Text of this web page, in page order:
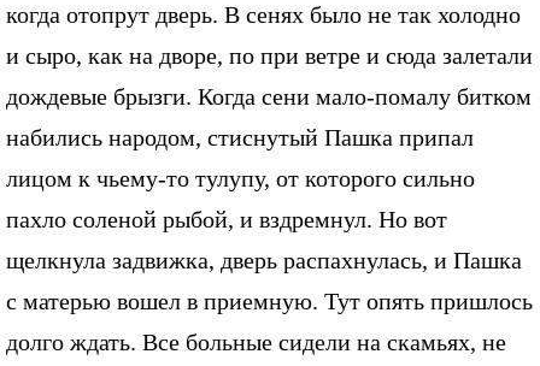
когда отопрут дверь. В сенях было не так холодно
и сыро, как на дворе, по при ветре и сюда залетали
дождевые брызги. Когда сени мало-помалу битком
набились народом, стиснутый Пашка припал
лицом к чьему-то тулупу, от которого сильно
пахло соленой рыбой, и вздремнул. Но вот
щелкнула задвижка, дверь распахнулась, и Пашка
с матерью вошел в приемную. Тут опять пришлось
долго ждать. Все больные сидели на скамьях, не